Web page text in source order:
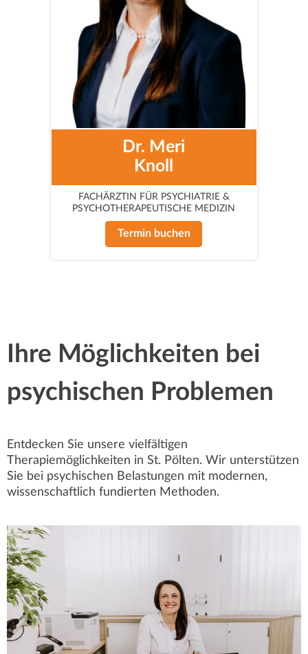
Dr. Meri
Knoll
FACHÄRZTIN FÜR PSYCHIATRIE &
PSYCHOTHERAPEUTISCHE MEDIZIN
Termin buchen
Ihre Möglichkeiten bei
psychischen Problemen
Entdecken Sie unsere vielfältigen
Therapiemöglichkeiten in St. Pölten. Wir unterstützen
Sie bei psychischen Belastungen mit modernen,
wissenschaftlich fundierten Methoden.